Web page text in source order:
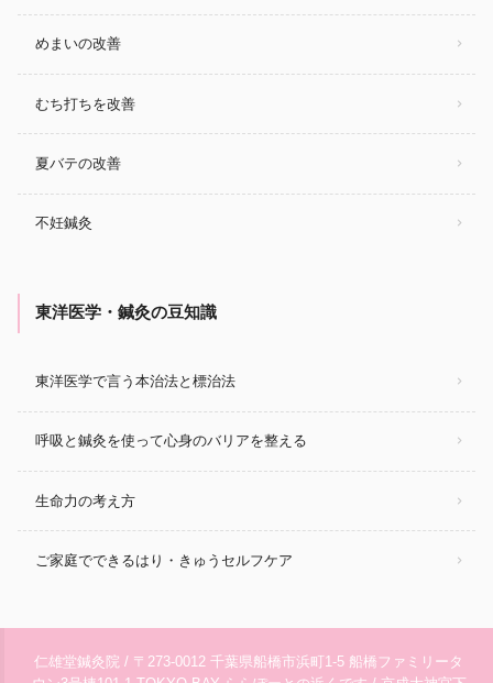
めまいの改善
むち打ちを改善
夏バテの改善
不妊鍼灸
東洋医学・鍼灸の豆知識
東洋医学で言う本治法と標治法
呼吸と鍼灸を使って心身のバリアを整える
生命力の考え方
ご家庭でできるはり・きゅうセルフケア
仁雄堂鍼灸院 / 〒273-0012 千葉県船橋市浜町1-5 船橋ファミリータ